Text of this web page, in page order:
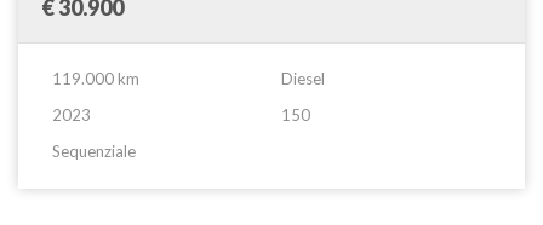
€ 30.900
119.000 km
Diesel
2023
150
Sequenziale